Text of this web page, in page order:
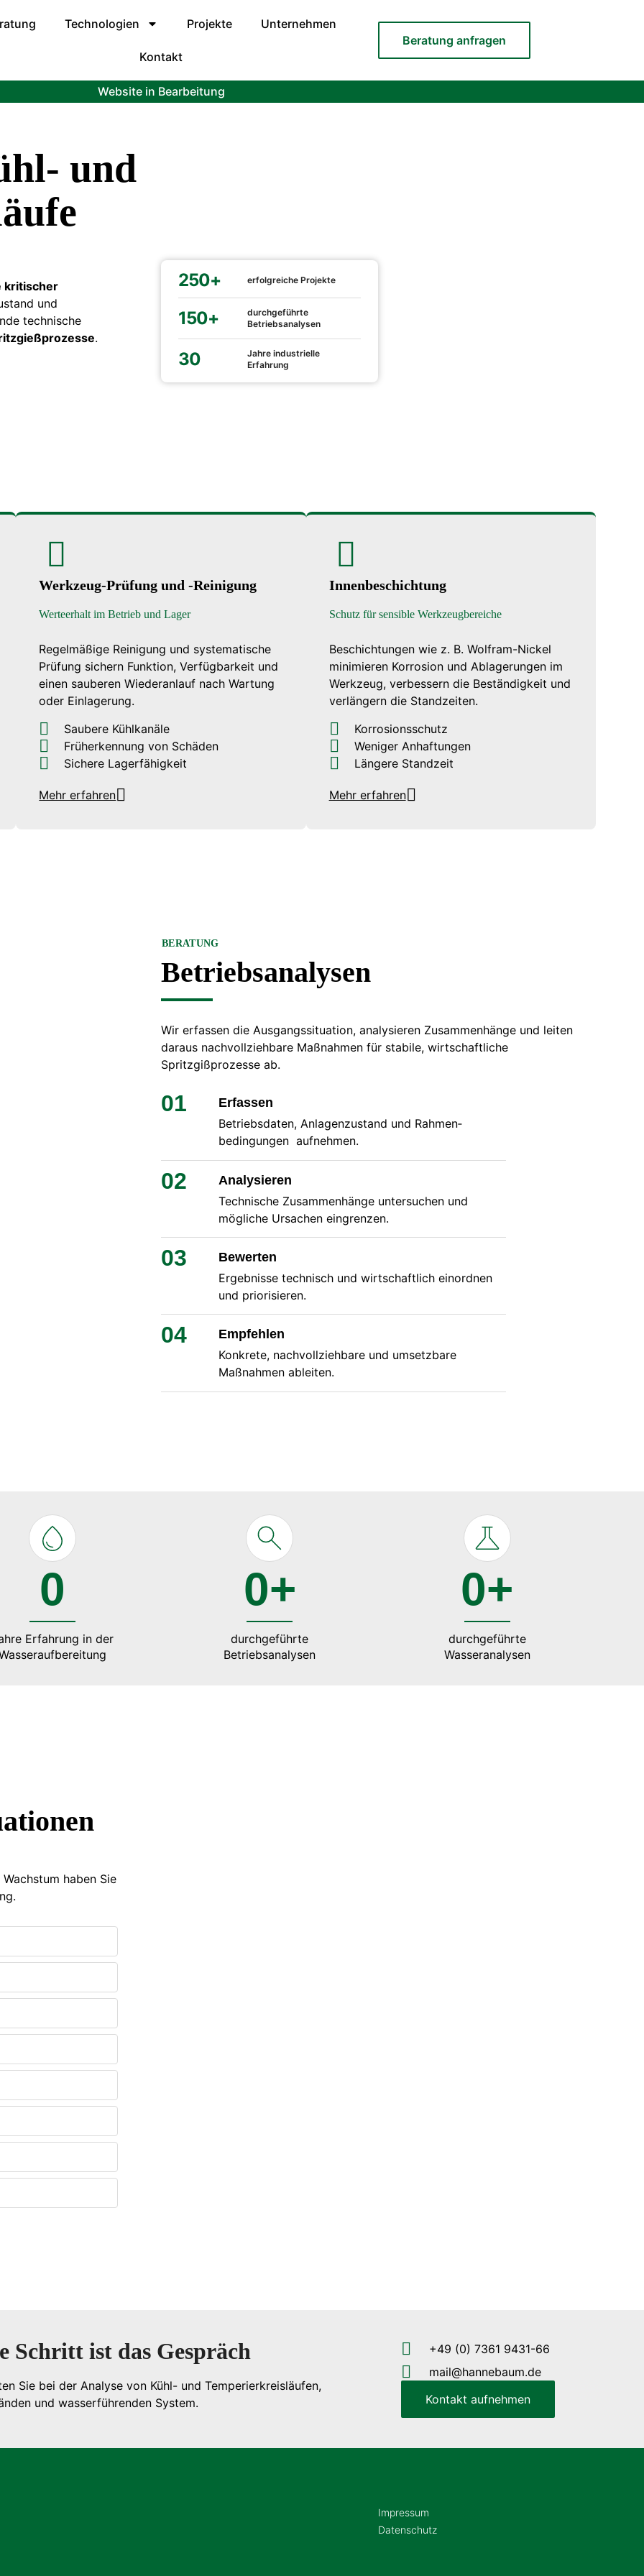
Technologien Projekte Unternehmen
Kontakt
Beratung anfragen
Website in Bearbeitung
und
kritischer
und
technische
.
250+ erfolgreiche Projekte
150+
durchgeführte
Betriebsanalysen
30
Jahre industrielle
Erfahrung
Werkzeug-Prüfung und -Reinigung
Werteerhalt im Betrieb und Lager
Regelmäßige Reinigung und systematische
Prüfung sichern Funktion, Verfügbarkeit und
einen sauberen Wiederanlauf nach Wartung
oder Einlagerung.
Saubere Kühlkanäle
Früherkennung von Schäden
Sichere Lagerfähigkeit
Mehr erfahren
Innenbeschichtung
Schutz für sensible Werkzeugbereiche
Beschichtungen wie z. B. Wolfram-Nickel
minimieren Korrosion und Ablagerungen im
Werkzeug, verbessern die Beständigkeit und
verlängern die Standzeiten.
Korrosionsschutz
Weniger Anhaftungen
Längere Standzeit
Mehr erfahren
BERATUNG
Betriebsanalysen
Wir erfassen die Ausgangssituation, analysieren Zusammenhänge und leiten
daraus nachvollziehbare Maßnahmen für stabile, wirtschaftliche
Spritzgißprozesse ab.
01
Erfassen
Betriebsdaten, Anlagenzustand und Rahmen­
bedingungen aufnehmen.
02
Analysieren
Technische Zusammenhänge untersuchen und
mögliche Ursachen eingrenzen.
03
Bewerten
Ergebnisse technisch und wirtschaftlich einordnen
und priorisieren.
04
Empfehlen
Konkrete, nachvollziehbare und umsetzbare
Maßnahmen ableiten.
0
Erfahrung in der
0+
durchgeführte
Betriebsanalysen
0+
durchgeführte
Wasseranalysen
haben Sie
Schritt ist das Gespräch
Sie bei der Analyse von Kühl- und Temperierkreisläufen,
und wasserführenden System.
+49 (0) 7361 9431-66
mail@hannebaum.de
Kontakt aufnehmen
Impressum
Datenschutz